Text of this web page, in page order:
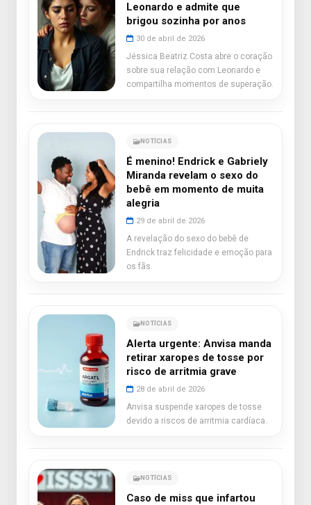
Leonardo e admite que
brigou sozinha por anos
30 de abril de 2026
Jéssica Beatriz Costa abre o coração
sobre sua relação com Leonardo e
compartilha momentos de superação.
NOTÍCIAS
É menino! Endrick e Gabriely
Miranda revelam o sexo do
bebê em momento de muita
alegria
29 de abril de 2026
A revelação do sexo do bebê de
Endrick traz felicidade e emoção para
os fãs.
NOTÍCIAS
Alerta urgente: Anvisa manda
retirar xaropes de tosse por
risco de arritmia grave
28 de abril de 2026
Anvisa suspende xaropes de tosse
devido a riscos de arritmia cardíaca.
NOTÍCIAS
Caso de miss que infartou